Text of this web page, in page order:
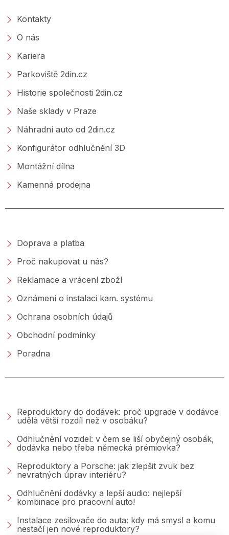
Kontakty
O nás
Kariera
Parkoviště 2din.cz
Historie společnosti 2din.cz
Naše sklady v Praze
Náhradní auto od 2din.cz
Konfigurátor odhlučnění 3D
Montážní dílna
Kamenná prodejna
Doprava a platba
Proč nakupovat u nás?
Reklamace a vrácení zboží
Oznámení o instalaci kam. systému
Ochrana osobních údajů
Obchodní podmínky
Poradna
Reproduktory do dodávek: proč upgrade v dodávce
udělá větší rozdíl než v osobáku?
Odhlučnění vozidel: v čem se liší obyčejný osobák,
dodávka nebo třeba německá prémiovka?
Reproduktory a Porsche: jak zlepšit zvuk bez
nevratných úprav interiéru?
Odhlučnění dodávky a lepší audio: nejlepší
kombinace pro pracovní auto!
Instalace zesilovače do auta: kdy má smysl a komu
nestačí jen nové reproduktory?